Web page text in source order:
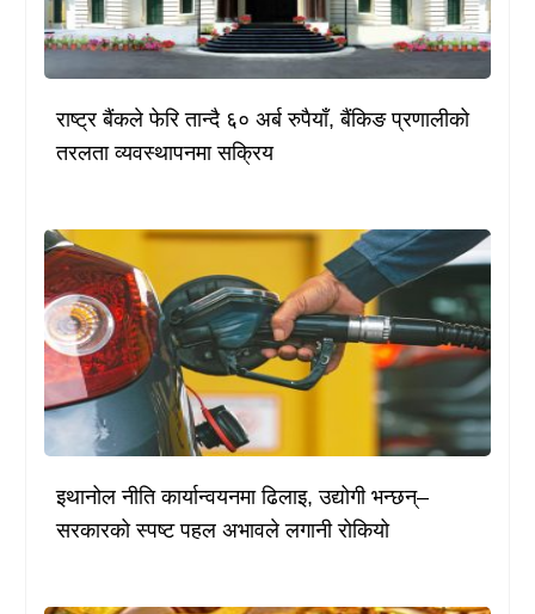
राष्ट्र बैंकले फेरि तान्दै ६० अर्ब रुपैयाँ, बैंकिङ प्रणालीको
तरलता व्यवस्थापनमा सक्रिय
इथानोल नीति कार्यान्वयनमा ढिलाइ, उद्योगी भन्छन्–
सरकारको स्पष्ट पहल अभावले लगानी रोकियो